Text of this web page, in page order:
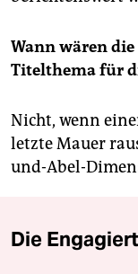
Wann wären
Titelthema für
Nicht, wenn
letzte Mauer
und-Abel-
Die